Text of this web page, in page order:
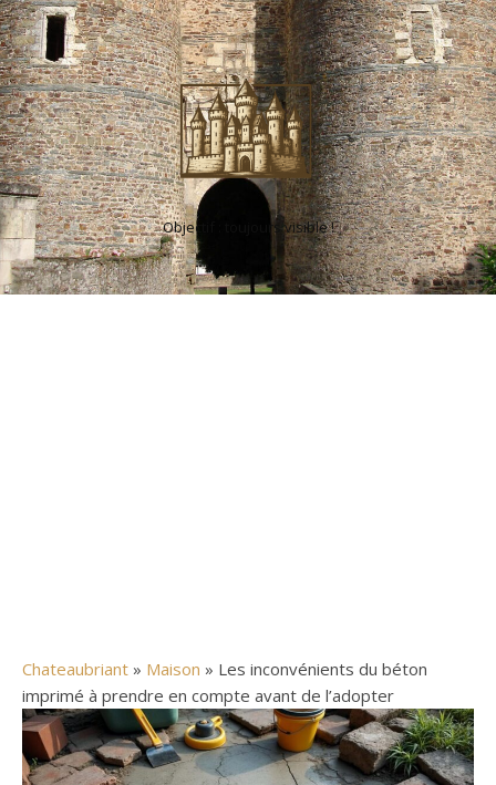
Objectif : toujours visible !
Chateaubriant » Maison » Les inconvénients du béton
imprimé à prendre en compte avant de l’adopter